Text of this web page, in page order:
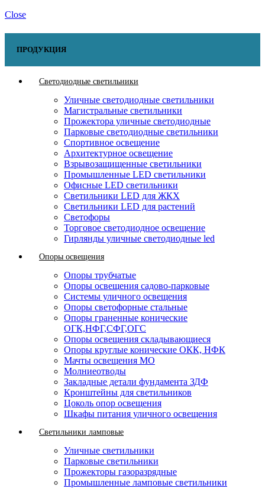
Close
ПРОДУКЦИЯ
Светодиодные светильники
Уличные светодиодные светильники
Магистральные светильники
Прожектора уличные светодиодные
Парковые светодиодные светильники
Спортивное освещение
Архитектурное освещение
Взрывозащищенные светильники
Промышленные LED светильники
Офисные LED светильники
Cветильники LED для ЖКХ
Светильники LED для растений
Светофоры
Торговое светодиодное освещение
Гирлянды уличные светодиодные led
Опоры освещения
Опоры трубчатые
Опоры освещения садово-парковые
Системы уличного освещения
Опоры светофорные стальные
Опоры граненные конические
ОГК,НФГ,СФГ,ОГС
Опоры освещения складывающиеся
Опоры круглые конические ОКК, НФК
Мачты освещения МО
Молниеотводы
Закладные детали фундамента ЗДФ
Кронштейны для светильников
Цоколь опор освещения
Шкафы питания уличного освещения
Светильники ламповые
Уличные светильники
Парковые светильники
Прожекторы газоразрядные
Промышленные ламповые светильники